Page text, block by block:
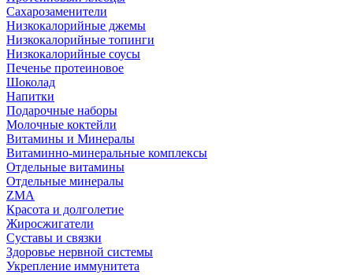
Сахарозаменители
Низкокалорийные джемы
Низкокалорийные топинги
Низкокалорийные соусы
Печенье протеиновое
Шоколад
Напитки
Подарочные наборы
Молочные коктейли
Витамины и Минералы
Витаминно-минеральные комплексы
Отдельные витамины
Отдельные минералы
ZMA
Красота и долголетие
Жиросжигатели
Суставы и связки
Здоровье нервной системы
Укрепление иммунитета